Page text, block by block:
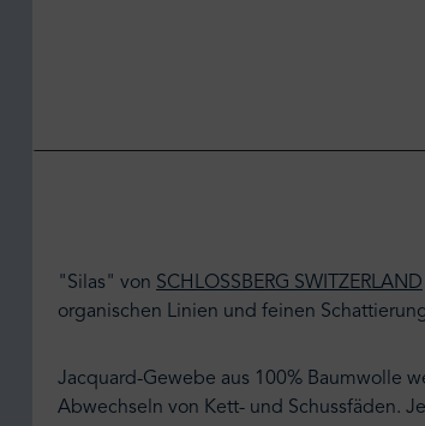
"Silas" von SCHLOSSBERG SWITZERLAND
organischen Linien und feinen
Jacquard-Gewebe aus 100% Baumwolle
Abwechseln von Kett- und Schussfäden.